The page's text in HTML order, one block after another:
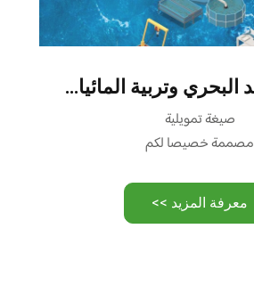
قرض “الصيد البحري وتربية المائيات”
صيغة تمويلية
مصممة خصيصا لكم
معرفة المزيد >>